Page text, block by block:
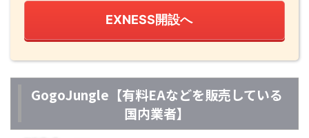
EXNESS開設へ
GogoJungle【有料EAなどを販売している
国内業者】